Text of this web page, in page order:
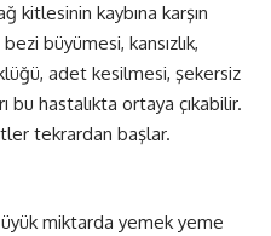
kitlesinin kaybına karşın
büyümesi, kansızlık,
adet kesilmesi, şekersiz
bu hastalıkta ortaya çıkabilir.
tekrardan başlar.
miktarda yemek yeme